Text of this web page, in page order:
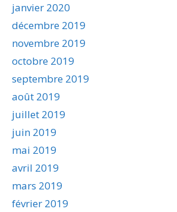
janvier 2020
décembre 2019
novembre 2019
octobre 2019
septembre 2019
août 2019
juillet 2019
juin 2019
mai 2019
avril 2019
mars 2019
février 2019